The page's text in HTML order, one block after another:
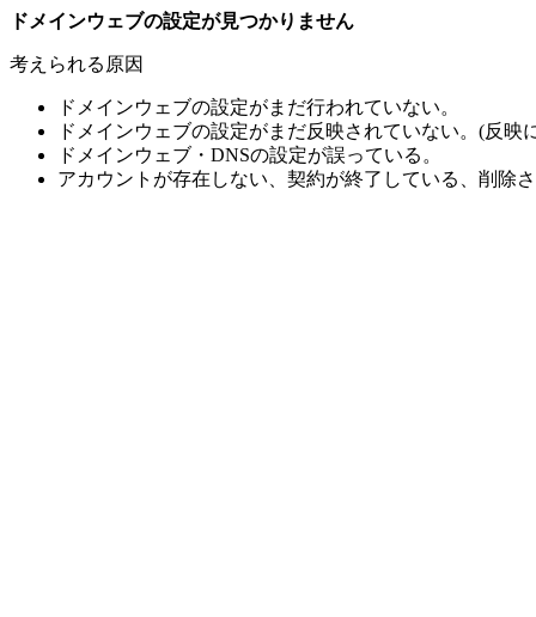
ドメインウェブの設定が見つかりません
考えられる原因
ドメインウェブの設定がまだ行われていない。
ドメインウェブの設定がまだ反映されていない。(反
ドメインウェブ・DNSの設定が誤っている。
アカウントが存在しない、契約が終了している、削除